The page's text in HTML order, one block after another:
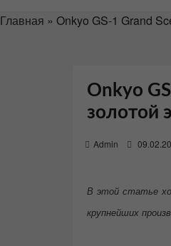
Главная » Onkyo GS-1 Grand
Onkyo
золотой
Admin
e
o
В этой статье
крупнейших